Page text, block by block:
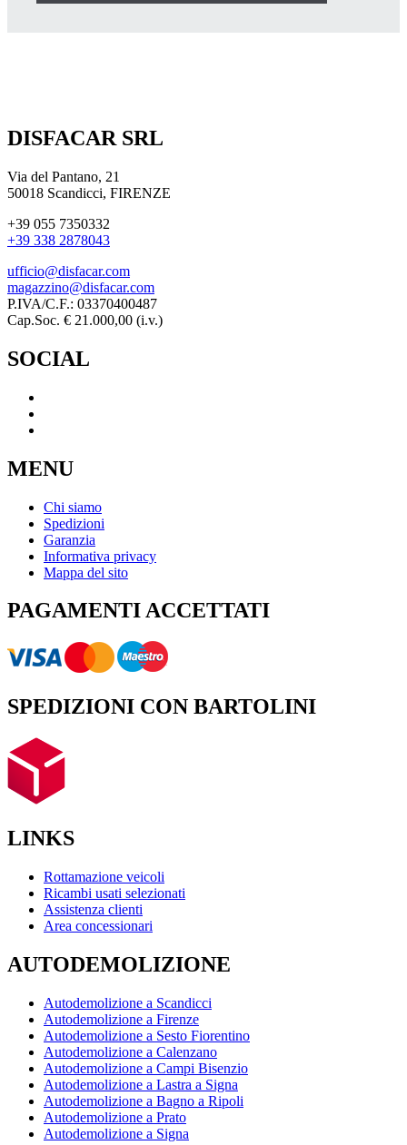
DISFACAR SRL
Via del Pantano, 21
50018 Scandicci, FIRENZE
+39 055 7350332
+39 338 2878043
ufficio@disfacar.com
magazzino@disfacar.com
P.IVA/C.F.: 03370400487
Cap.Soc. € 21.000,00 (i.v.)
SOCIAL
MENU
Chi siamo
Spedizioni
Garanzia
Informativa privacy
Mappa del sito
PAGAMENTI ACCETTATI
SPEDIZIONI CON BARTOLINI
LINKS
Rottamazione veicoli
Ricambi usati selezionati
Assistenza clienti
Area concessionari
AUTODEMOLIZIONE
Autodemolizione a Scandicci
Autodemolizione a Firenze
Autodemolizione a Sesto Fiorentino
Autodemolizione a Calenzano
Autodemolizione a Campi Bisenzio
Autodemolizione a Lastra a Signa
Autodemolizione a Bagno a Ripoli
Autodemolizione a Prato
Autodemolizione a Signa